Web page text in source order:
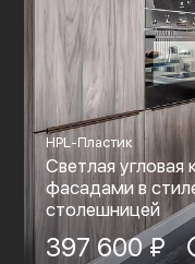
HPL-Пластик
Светлая угловая
фасадами в
столешницей
397 600 ₽